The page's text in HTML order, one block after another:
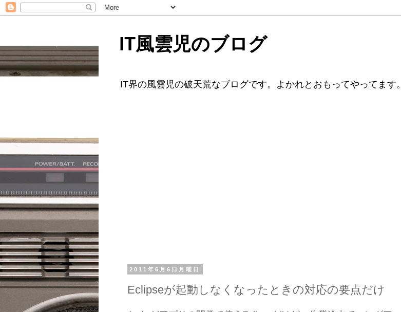
IT風雲児のブログ
IT界の風雲児の破天荒なブログです。よかれとおもってやってます。
2011年6月6日月曜日
Eclipseが起動しなくなったときの対応の要点だけ